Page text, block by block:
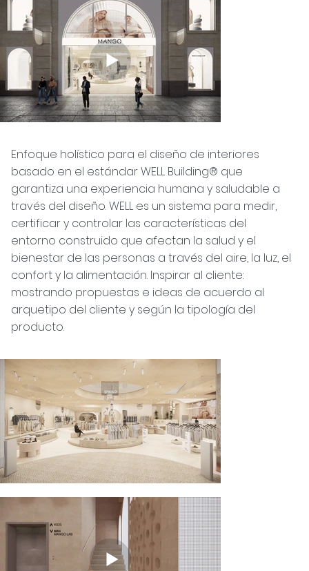
Enfoque holístico para el diseño de interiores
basado en el estándar WELL Building® que
garantiza una experiencia humana y saludable a
través del diseño. WELL es un sistema para medir,
certificar y controlar las características del
entorno construido que afectan la salud y el
bienestar de las personas a través del aire, la luz, el
confort y la alimentación. Inspirar al cliente:
mostrando propuestas e ideas de acuerdo al
arquetipo del cliente y según la tipología del
producto.